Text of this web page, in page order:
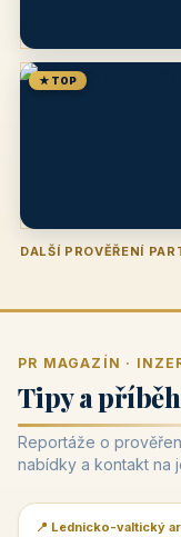
★ TOP
DALŠÍ PROVĚŘENÍ
Penzion U Zámku
PR MAGAZÍN ·
Tipy a
Reportáže o
nabídky a kontakt na
📰 PR článek
📍 Lednicko-valtický